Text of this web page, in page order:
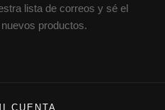
lista de correos y sé el
productos.
CUENTA